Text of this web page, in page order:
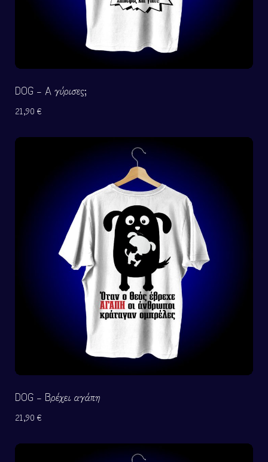
DOG – Α γύρισες;
21,90 €
DOG – Βρέχει αγάπη
21,90 €